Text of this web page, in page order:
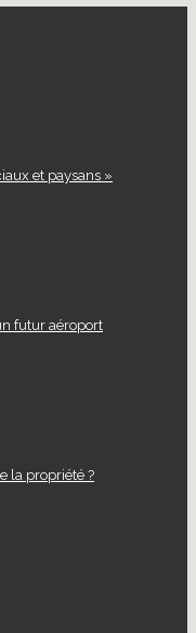
et paysans »
futur aéroport
la propriété ?